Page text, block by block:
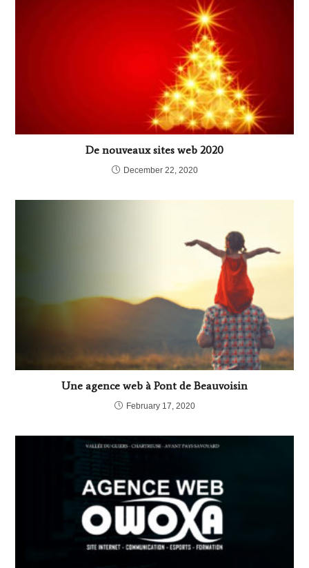
De nouveaux sites web 2020
December 22, 2020
Une agence web à Pont de Beauvoisin
February 17, 2020